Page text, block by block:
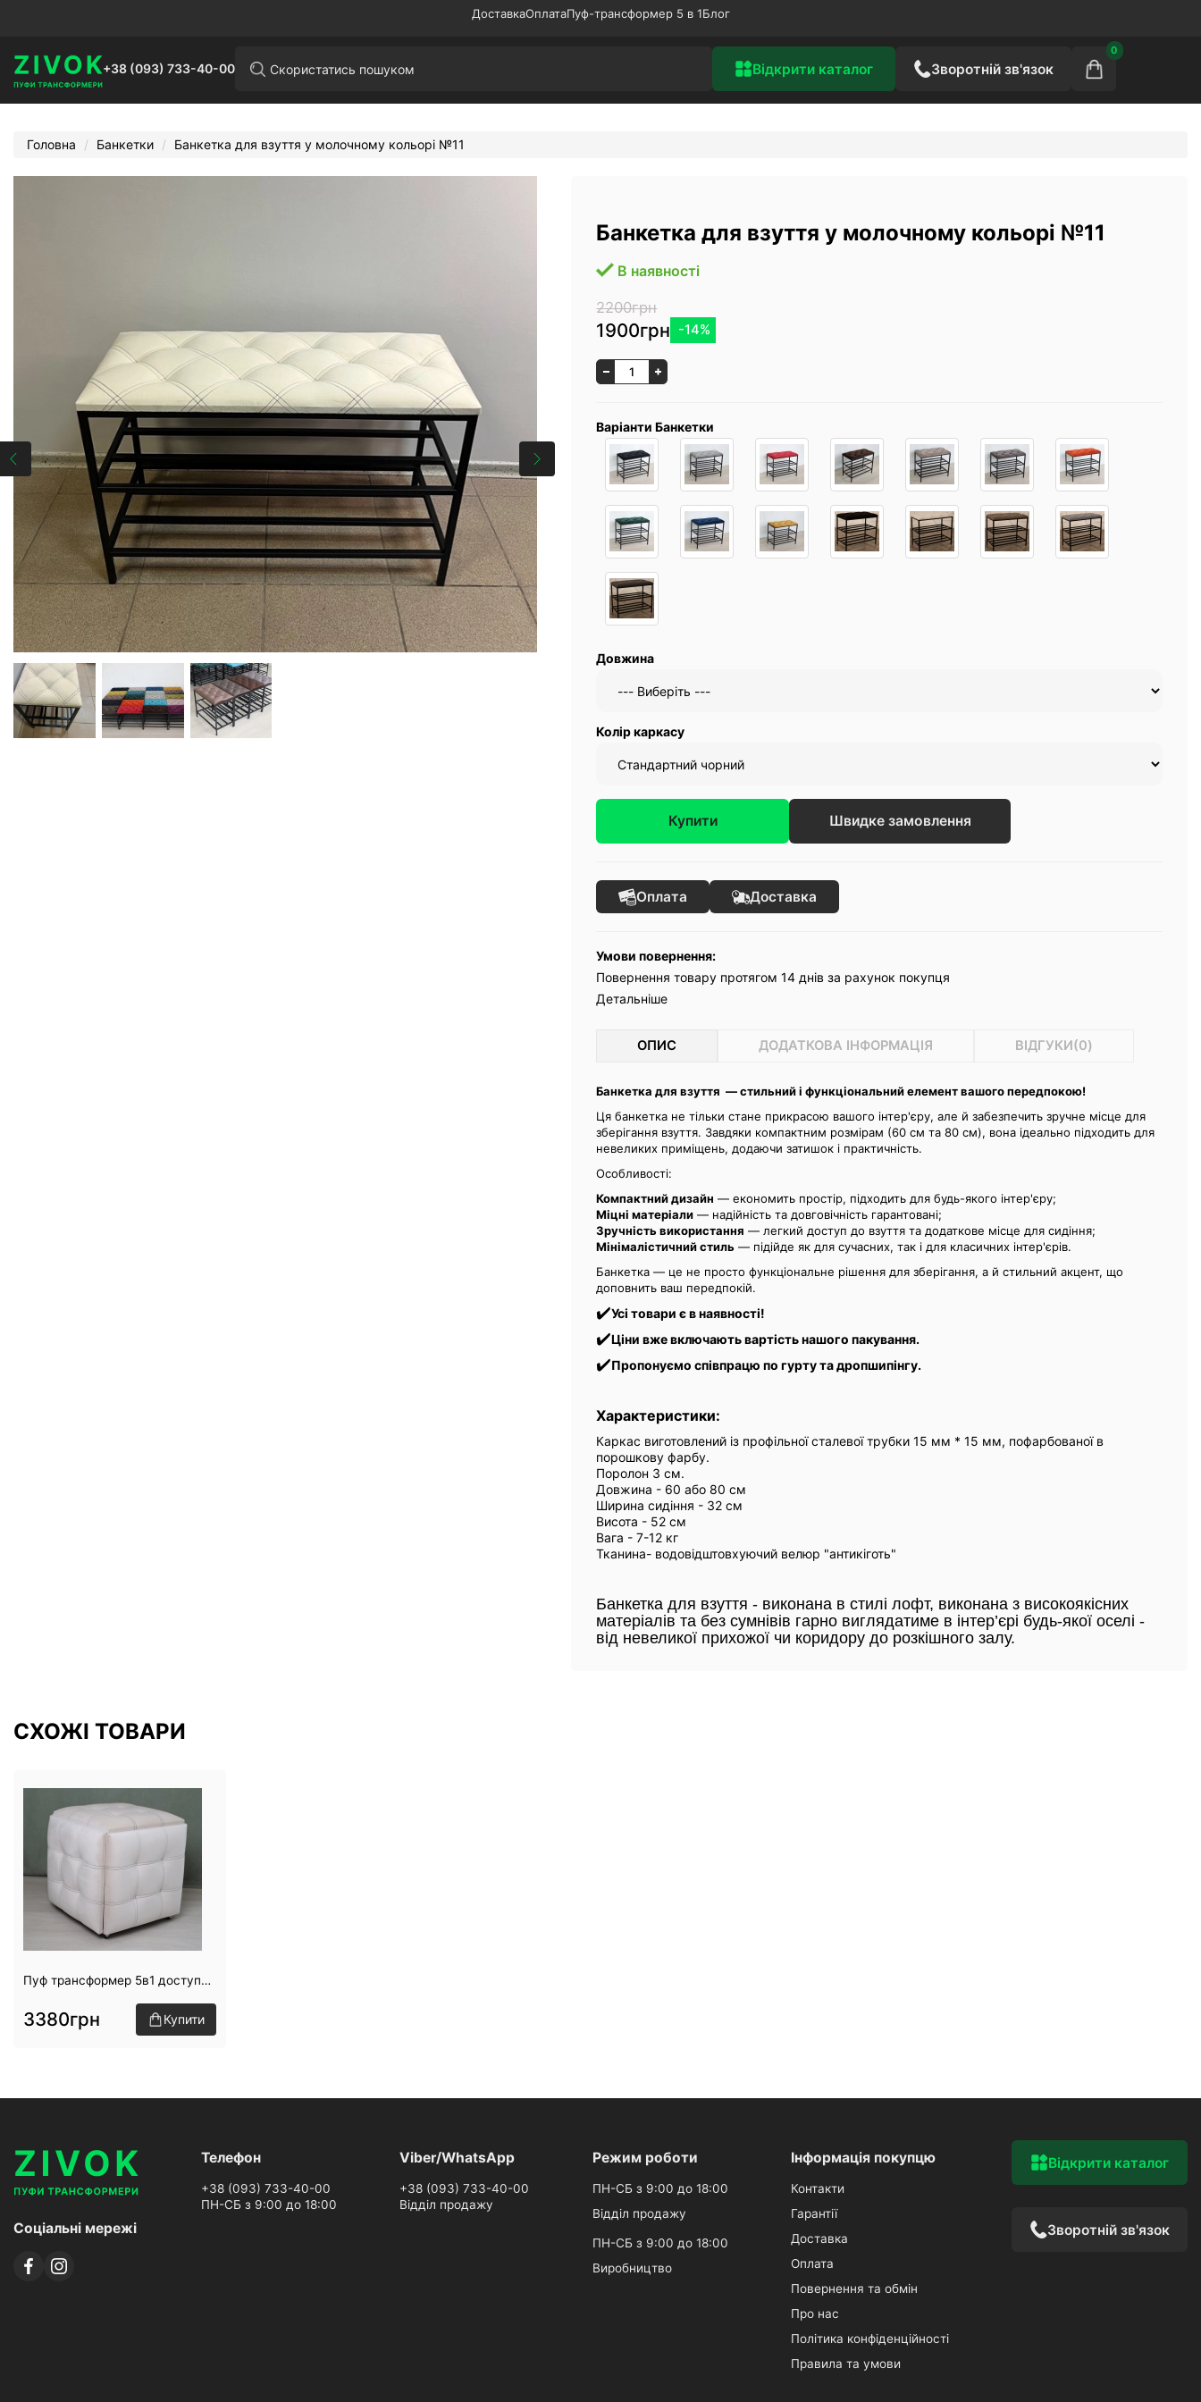
ДоставкаОплатаПуф-трансформер 5 в 1Блог
+38 (093) 733-40-00 Відкрити каталог Зворотній зв'язок
0
Головна Банкетки Банкетка для взуття у молочному кольорі №11
Банкетка для взуття у молочному кольорі №11
В наявності
2200грн
1900грн -14%
Варіанти Банкетки
Довжина
Колір каркасу
Купити Швидке замовлення
Оплата Доставка
Умови повернення:
Повернення товару протягом 14 днів за рахунок покупця
Детальніше
ОПИС ДОДАТКОВА ІНФОРМАЦІЯ ВІДГУКИ(0)
Банкетка для взуття — стильний і функціональний елемент вашого передпокою!
Ця банкетка не тільки стане прикрасою вашого інтер'єру, але й забезпечить зручне місце для
зберігання взуття. Завдяки компактним розмірам (60 см та 80 см), вона ідеально підходить для
невеликих приміщень, додаючи затишок і практичність.
Особливості:
Компактний дизайн — економить простір, підходить для будь-якого інтер'єру;
Міцні матеріали — надійність та довговічність гарантовані;
Зручність використання — легкий доступ до взуття та додаткове місце для сидіння;
Мінімалістичний стиль — підійде як для сучасних, так і для класичних інтер'єрів.
Банкетка — це не просто функціональне рішення для зберігання, а й стильний акцент, що
доповнить ваш передпокій.
✔️Усі товари є в наявності!
✔️Ціни вже включають вартість нашого пакування.
✔️Пропонуємо співпрацю по гурту та дропшипінгу.
Характеристики:
Каркас виготовлений із профільної сталевої трубки 15 мм * 15 мм, пофарбованої в
порошкову фарбу.
Поролон 3 см.
Довжина - 60 або 80 см
Ширина сидіння - 32 см
Висота - 52 см
Вага - 7-12 кг
Тканина- водовідштовхуючий велюр "антикіготь"
Банкетка для взуття - виконана в стилі лофт, виконана з високоякісних
матеріалів та без сумнівів гарно виглядатиме в інтер’єрі будь-якої оселі -
від невеликої прихожої чи коридору до розкішного залу.
СХОЖІ ТОВАРИ
Пуф трансформер 5в1 доступний на складі №11
3380грн Купити
Соціальні мережі
Телефон
+38 (093) 733-40-00
ПН-СБ з 9:00 до 18:00
Viber/WhatsApp
+38 (093) 733-40-00
Відділ продажу
Режим роботи
ПН-СБ з 9:00 до 18:00
Відділ продажу
ПН-СБ з 9:00 до 18:00
Виробництво
Інформація покупцю
Контакти
Гарантії
Доставка
Оплата
Повернення та обмін
Про нас
Політика конфіденційності
Правила та умови
Відкрити каталог
Зворотній зв'язок